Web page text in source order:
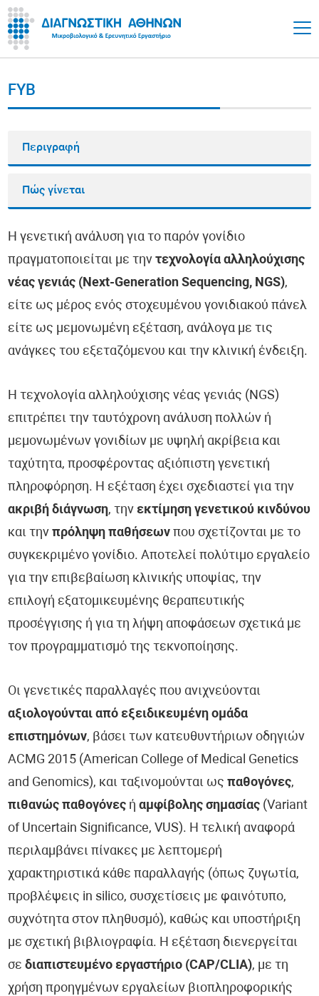
FYB
Περιγραφή
Πώς γίνεται
Η γενετική ανάλυση για το παρόν γονίδιο
πραγματοποιείται με τηντεχνολογία αλληλούχισης
νέας γενιάς (Next-Generation Sequencing, NGS),
είτε ως μέρος ενός στοχευμένου γονιδιακού πάνελ
είτε ως μεμονωμένη εξέταση, ανάλογα με τις
ανάγκες του εξεταζόμενου και την κλινική ένδειξη.
Η τεχνολογία αλληλούχισης νέας γενιάς (NGS)
επιτρέπει την ταυτόχρονη ανάλυση πολλών ή
μεμονωμένων γονιδίων με υψηλή ακρίβεια και
ταχύτητα, προσφέροντας αξιόπιστη γενετική
πληροφόρηση. Η εξέταση έχει σχεδιαστεί για την
ακριβή διάγνωση, τηνεκτίμηση γενετικού κινδύνου
και τηνπρόληψη παθήσεων που σχετίζονται με το
συγκεκριμένο γονίδιο. Αποτελεί πολύτιμο εργαλείο
για την επιβεβαίωση κλινικής υποψίας, την
επιλογή εξατομικευμένης θεραπευτικής
προσέγγισης ή για τη λήψη αποφάσεων σχετικά με
τον προγραμματισμό της τεκνοποίησης.
Οι γενετικές παραλλαγές που ανιχνεύονται
αξιολογούνται από εξειδικευμένη ομάδα
επιστημόνων, βάσει των κατευθυντήριων οδηγιών
ACMG 2015 (American College of Medical Genetics
and Genomics), και ταξινομούνται ωςπαθογόνες,
πιθανώς παθογόνες ήαμφίβολης σημασίας (Variant
of Uncertain Significance, VUS). Η τελική αναφορά
περιλαμβάνει πίνακες με λεπτομερή
χαρακτηριστικά κάθε παραλλαγής (όπως ζυγωτία,
προβλέψεις in silico, συσχετίσεις με φαινότυπο,
συχνότητα στον πληθυσμό), καθώς και υποστήριξη
με σχετική βιβλιογραφία. Η εξέταση διενεργείται
σεδιαπιστευμένο εργαστήριο (CAP/CLIA), με τη
χρήση προηγμένων εργαλείων βιοπληροφορικής